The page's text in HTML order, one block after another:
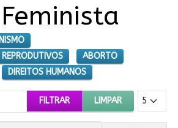
ABORTO
DIREITOS HUMANOS
FILTRAR LIMPAR Mostrar #